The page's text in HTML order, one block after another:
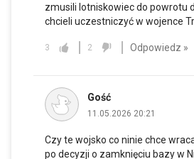
zmusili lotniskowiec do powrotu
chcieli uczestniczyć w wojence
3 2 Odpowiedz »
Gość
11.05.2026 20:21
Czy te wojsko co ninie chce
po decyzji o zamknięciu bazy w